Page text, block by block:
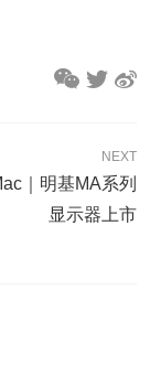
NEXT
｜明基MA系列
显示器上市